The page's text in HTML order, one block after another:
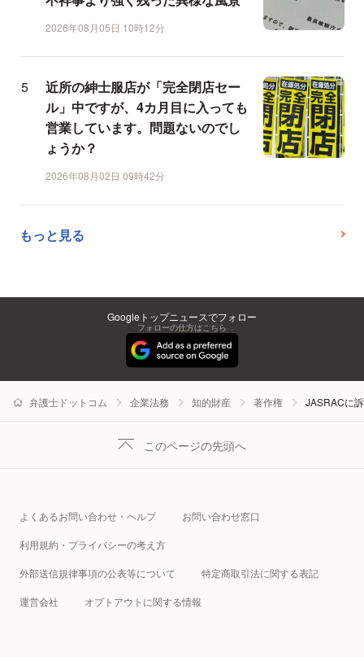
2026年08月05日 10時12分
近所の紳士服店が「完全閉店セー
ル」中ですが、4カ月目に入っても
営業しています。問題ないのでし
ょうか？
2026年08月02日 09時42分
もっと見る
Googleトップニュースでフォロー
フォローの仕方はこちら
弁護士ドットコム 企業法務 知的財産 著作権 JASRACに
このページの先頭へ
よくあるお問い合わせ・ヘルプ お問い合わせ窓口
利用規約・プライバシーの考え方
外部送信規律事項の公表等について 特定商取引法に関する表記
運営会社 オプトアウトに関する情報